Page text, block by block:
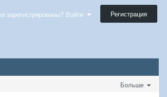
зарегистрированы? Войти Регистрация
Больше